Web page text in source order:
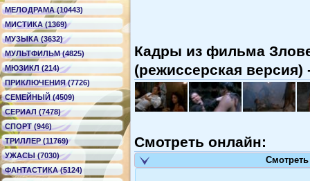
МЕЛОДРАМА (10443)
МИСТИКА (1369)
МУЗЫКА (3632)
МУЛЬТФИЛЬМ (4825)
МЮЗИКЛ (214)
ПРИКЛЮЧЕНИЯ (7726)
СЕМЕЙНЫЙ (4509)
СЕРИАЛ (7478)
СПОРТ (946)
ТРИЛЛЕР (11769)
УЖАСЫ (7030)
ФАНТАСТИКА (5124)
Кадры из фильма
(режиссерская
Смотреть онлайн: